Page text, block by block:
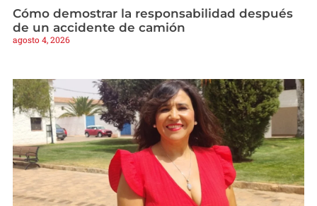
Cómo demostrar la responsabilidad después
de un accidente de camión
agosto 4, 2026